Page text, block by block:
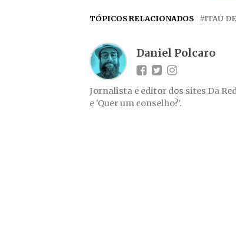
TÓPICOS RELACIONADOS ITAÚ
Daniel Polcaro
Jornalista e editor dos sites Da
e 'Quer um conselho?'.